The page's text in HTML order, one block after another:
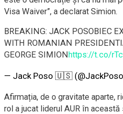
Visa Waiver”, a declarat Simion.
BREAKING: JACK POSOBIEC
WITH ROMANIAN
GEORGE SIMIONhttps://t.co/
— Jack Poso 🇺🇸
Afirmația, de o gravitate aparte,
rol a jucat liderul AUR în